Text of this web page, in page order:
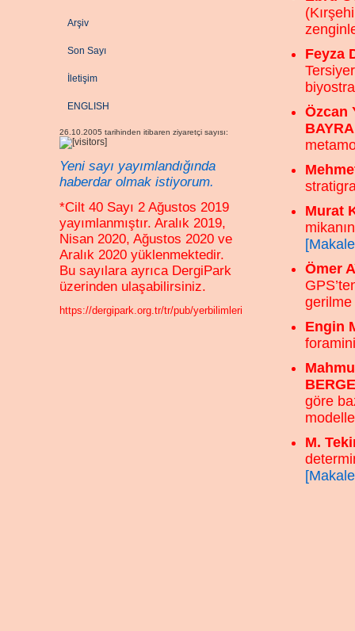
Arşiv
Son Sayı
İletişim
ENGLISH
26.10.2005 tarihinden itibaren ziyaretçi sayısı:
Yeni sayı yayımlandığında
haberdar olmak istiyorum.
*Cilt 40 Sayı 2 Ağustos 2019
yayımlanmıştır. Aralık 2019,
Nisan 2020, Ağustos 2020 ve
Aralık 2020 yüklenmektedir.
Bu sayılara ayrıca DergiPark
üzerinden ulaşabilirsiniz.
https://dergipark.org.tr/tr/pub/yerbilimleri
Feyza
Özcan
Murat
Ömer
gerilme
Engin
göre
M.